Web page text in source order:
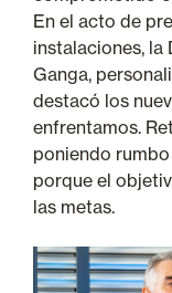
En el acto de
instalaciones, la
Ganga,
destacó los
enfrentamos.
poniendo
porque el
las metas.